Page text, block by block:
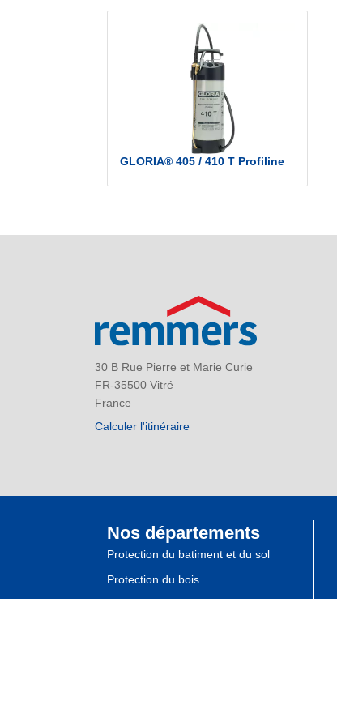
GLORIA® 405 / 410 T Profiline
30 B Rue Pierre et Marie Curie
FR-35500 Vitré
France
Calculer l'itinéraire
Nos départements
Protection du batiment et du sol
Protection du bois